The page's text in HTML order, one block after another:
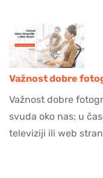
Važnost dobre
Važnost dobre
svuda oko nas; u
televiziji ili web